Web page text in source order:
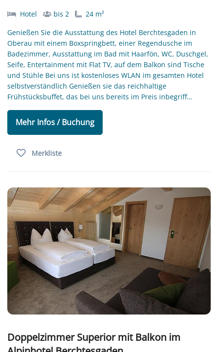
Hotel bis 2
24 m²
Genießen Sie die Ausstattung des Hotel Berchtesgaden in
Oberau mit einem Boxspringbett, einer Regendusche im
Badezimmer, Ausstattung im Bad mit Haarfön, WC, Duschgel,
Seife, Entertainment mit Flat TV, auf dem Balkon sind Tische
und Stühle Bei uns ist kostenloses WLAN im gesamten Hotel
selbstverständlich Genießen sie das reichhaltige
Frühstücksbuffet, das bei uns bereits im Preis inbegriff…
Mehr Infos / Buchung
Merkliste
Doppelzimmer Superior mit Balkon im